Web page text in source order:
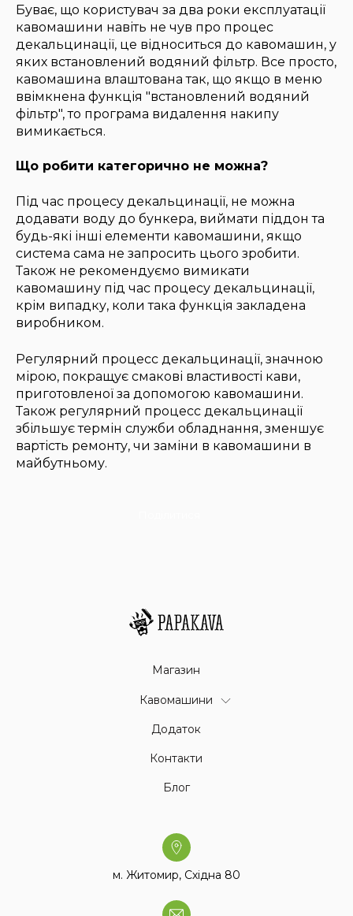
Буває, що користувач за два роки експлуатації
кавомашини навіть не чув про процес
декальцинації, це відноситься до кавомашин, у
яких встановлений водяний фільтр. Все просто,
кавомашина влаштована так, що якщо в меню
ввімкнена функція "встановлений водяний
фільтр", то програма видалення накипу
вимикається.
Що робити категорично не можна?
Під час процесу декальцинації, не можна
додавати воду до бункера, виймати піддон та
будь-які інші елементи кавомашини, якщо
система сама не запросить цього зробити.
Також не рекомендуємо вимикати
кавомашину під час процесу декальцинації,
крім випадку, коли така функція закладена
виробником.
Регулярний процесс декальцинації, значною
мірою, покращує смакові властивості кави,
приготовленої за допомогою кавомашини.
Також регулярний процесс декальцинації
збільшує термін служби обладнання, зменшує
вартість ремонту, чи заміни в кавомашини в
майбутньому.
Магазин
Кавомашини
Додаток
Контакти
Блог
м. Житомир, Східна 80